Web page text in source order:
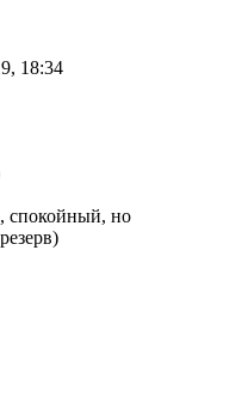
18:34
спокойный, но